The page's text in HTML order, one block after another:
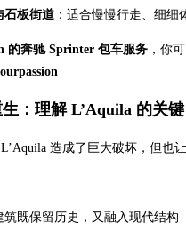
石板街道 ：适合慢慢行走、细细
的奔驰 Sprinter 包车服务 ，你
：理解 L’Aquila 的关键
造成了巨大破坏，但也
筑既保留历史，又融入现代结构